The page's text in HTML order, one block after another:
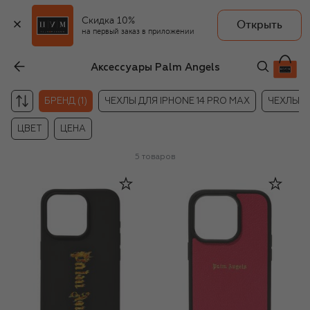
Скидка 10%
на первый заказ в приложении
Открыть
Аксессуары Palm Angels
БРЕНД (1) ЧЕХЛЫ ДЛЯ IPHONE 14 PRO MAX ЧЕХЛЫ
ЦВЕТ ЦЕНА
5 товаров